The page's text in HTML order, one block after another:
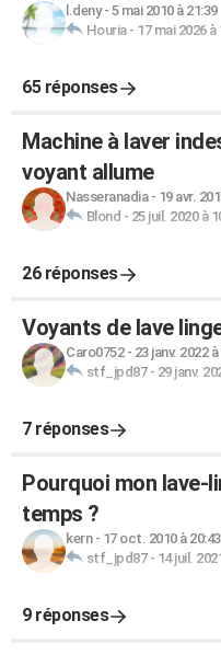
l.deny- 5 mai 2010 à 21:39
Houria- 17 mai 2026 à
65 réponses
Machine à laver
voyant allume
Nasseranadia- 19 avr.
Blond - 25 juil. 2020 à
26 réponses
Voyants de lave
Caro0752- 23 janv. 2022
stf_jpd87- 29 janv.
7 réponses
Pourquoi mon lave-
temps ?
kern- 17 oct. 2010 à 20:43
stf_jpd87- 14 juil.
9 réponses